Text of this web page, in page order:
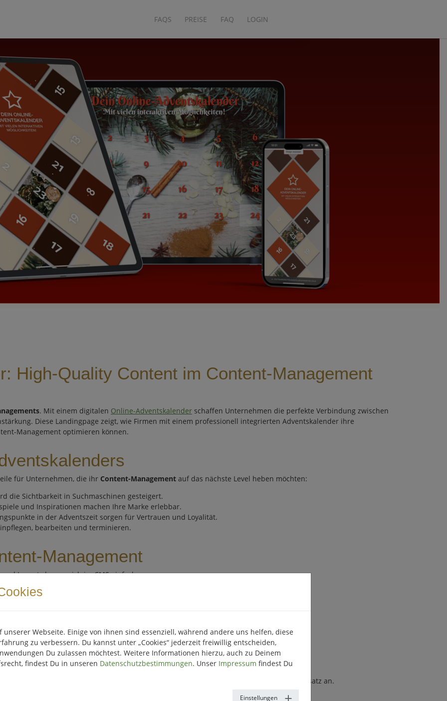
FAQS PREISE FAQ LOGIN
High-Quality Content im Content-Management
. Mit einem digitalen Online-Adventskalender schaffen Unternehmen die perfekte Verbindung zwischen
Diese Landingpage zeigt, wie Firmen mit einem professionell integrierten Adventskalender ihre
Management optimieren können.
für Unternehmen, die ihr Content-Management auf das nächste Level heben möchten:
die Sichtbarkeit in Suchmaschinen gesteigert.
und Inspirationen machen Ihre Marke erlebbar.
in der Adventszeit sorgen für Vertrauen und Loyalität.
bearbeiten und terminieren.
Management
Layouts lassen sich im CMS einfach anpassen.
sorgen für abwechslungsreichen High-Quality Content.
stärken Ihr organisches Ranking.
im CMS
jetzt-ausprobieren
tauschen, Corporate Design integrieren. Profis passen CSS direkt im Kalender-Datensatz an.
unserer Webseite. Einige von ihnen sind essenziell, während andere uns helfen, diese
zu verbessern. Du kannst unter „Cookies“ jederzeit freiwillig entscheiden,
Du zulassen möchtest. Weitere Informationen hierzu, auch zu Deinem
findest Du in unseren Datenschutzbestimmungen. Unser Impressum findest Du
Einstellungen